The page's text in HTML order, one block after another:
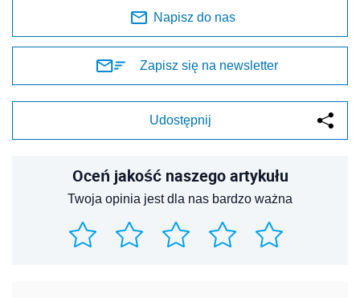
Napisz do nas
Zapisz się na newsletter
Udostępnij
Oceń jakość naszego artykułu
Twoja opinia jest dla nas bardzo ważna